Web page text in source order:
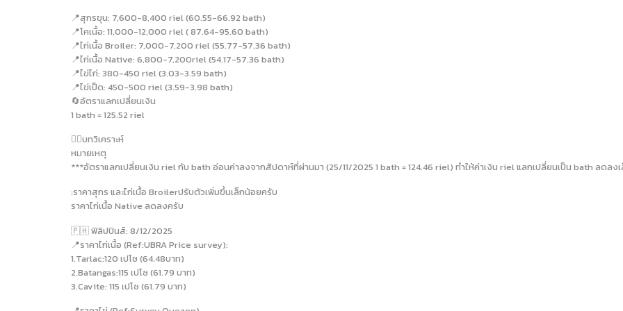
📍สุกรขุน: 7,600-8,400 riel (60.55-66.92 bath)
📍โคเนื้อ: 11,000-12,000 riel ( 87.64-95.60 bath)
📍ไก่เนื้อ Broiler: 7,000-7,200 riel (55.77-57.36 bath)
📍ไก่เนื้อ Native: 6,800-7,200riel (54.17-57.36 bath)
📍ไข่ไก่: 380-450 riel (3.03-3.59 bath)
📍ไข่เป็ด: 450-500 riel (3.59-3.98 bath)
🔄อัตราแลกเปลี่ยนเงิน
1 bath = 125.52 riel
✍🏻บทวิเคราะห์
หมายเหตุ
***อัตราแลกเปลี่ยนเงิน riel กับ bath อ่อนค่าลงจากสัปดาห์ที่ผ่านมา (25/11/2025 1 bath = 124.46 riel) ทำให้ค่าเงิน riel แลกเปลี่ยนเป็น bath ลดลง
:ราคาสุกร และไก่เนื้อ Broilerปรับตัวเพิ่มขึ้นเล็กน้อยครับ
ราคาไก่เนื้อ Native ลดลงครับ
🇵🇭 ฟิลิปปินส์: 8/12/2025
📍ราคาไก่เนื้อ (Ref:UBRA Price survey):
1.Tarlac:120 เปโซ (64.48บาท)
2.Batangas:115 เปโซ (61.79 บาท)
3.Cavite: 115 เปโซ (61.79 บาท)